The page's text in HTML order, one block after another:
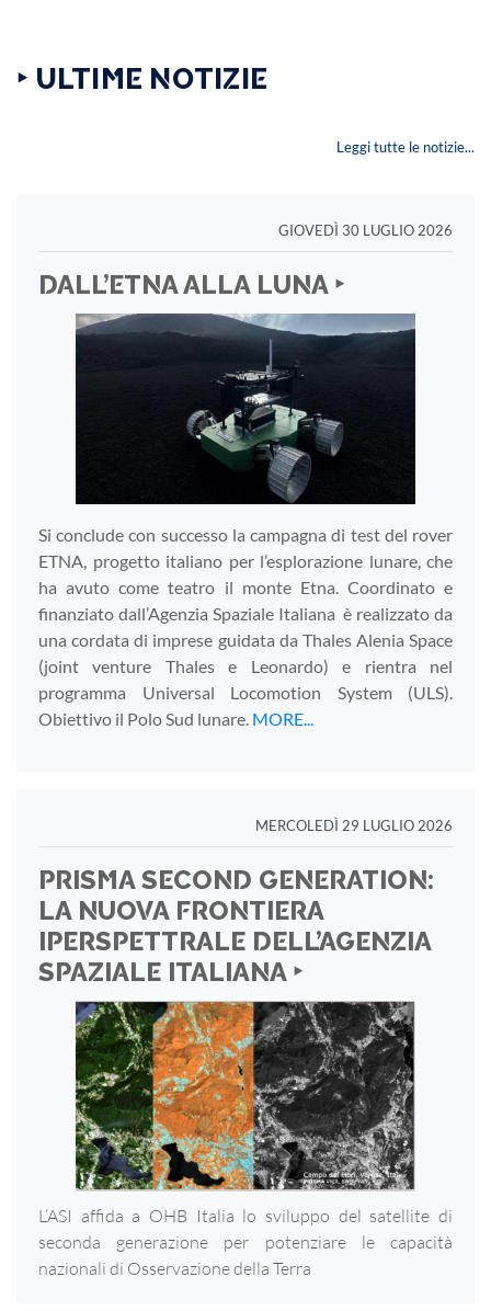
‣ ULTIME NOTIZIE
Leggi tutte le notizie...
GIOVEDÌ 30 LUGLIO 2026
DALL’ETNA ALLA LUNA ‣
Si conclude con successo la campagna di test del rover
ETNA, progetto italiano per l’esplorazione lunare, che
ha avuto come teatro il monte Etna. Coordinato e
finanziato dall’Agenzia Spaziale Italiana è realizzato da
una cordata di imprese guidata da Thales Alenia Space
(joint venture Thales e Leonardo) e rientra nel
programma Universal Locomotion System (ULS).
Obiettivo il Polo Sud lunare. MORE...
MERCOLEDÌ 29 LUGLIO 2026
PRISMA SECOND GENERATION:
LA NUOVA FRONTIERA
IPERSPETTRALE DELL’AGENZIA
SPAZIALE ITALIANA ‣
L’ASI affida a OHB Italia lo sviluppo del satellite di
seconda generazione per potenziare le capacità
nazionali di Osservazione della Terra